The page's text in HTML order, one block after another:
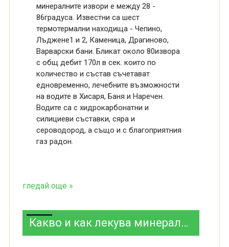
минералните извори е между 28 -
86градуса. Известни са шест
термотермални находища - Чепино,
Лъджене1 и 2, Каменица, Драгиново,
Варварски бани. Бликат около 80извора
с общ дебит 170л в сек. които по
количество и състав съчетават
едновременно, лечебните възможности
на водите в Хисаря, Баня и Наречен.
Водите са с хидрокарбонатни и
силициеви съставки, сяра и
сероводород, а също и с благоприятния
газ радон.
гледай още »
Какво и как лекува минералната вода във Велинград